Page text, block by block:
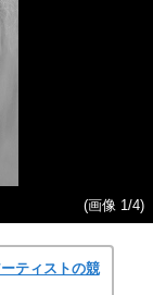
(画像 1/4)
ティストの競